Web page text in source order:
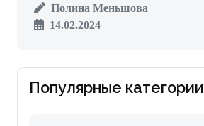
Полина Меньшова
14.02.2024
Популярные категории